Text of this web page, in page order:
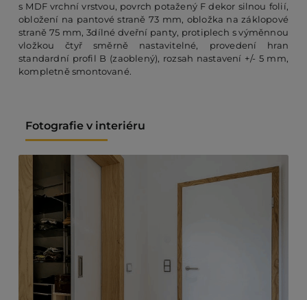
s MDF vrchní vrstvou, povrch potažený F dekor silnou folií,
obložení na pantové straně 73 mm, obložka na záklopové
straně 75 mm, 3dílné dveřní panty, protiplech s výměnnou
vložkou čtyř směrně nastavitelné, provedení hran
standardní profil B (zaoblený), rozsah nastavení +/- 5 mm,
kompletně smontované.
Fotografie v interiéru